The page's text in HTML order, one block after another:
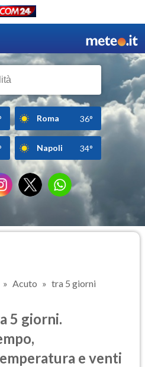
Roma 36°
Napoli 34°
Acuto tra 5 giorni
5 giorni.
e venti